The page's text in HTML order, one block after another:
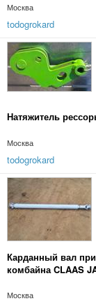
Москва
todogrokard
Натяжитель
Москва
todogrokard
Карданный вал
комбайна CLAAS
Москва